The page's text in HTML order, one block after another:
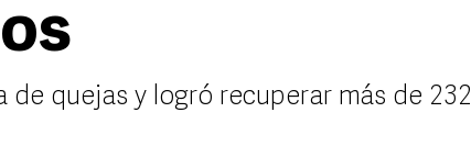
quejas y logró recuperar más de 232